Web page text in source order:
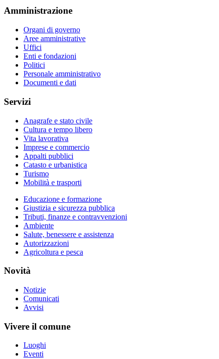
Amministrazione
Organi di governo
Aree amministrative
Uffici
Enti e fondazioni
Politici
Personale amministrativo
Documenti e dati
Servizi
Anagrafe e stato civile
Cultura e tempo libero
Vita lavorativa
Imprese e commercio
Appalti pubblici
Catasto e urbanistica
Turismo
Mobilità e trasporti
Educazione e formazione
Giustizia e sicurezza pubblica
Tributi, finanze e contravvenzioni
Ambiente
Salute, benessere e assistenza
Autorizzazioni
Agricoltura e pesca
Novità
Notizie
Comunicati
Avvisi
Vivere il comune
Luoghi
Eventi